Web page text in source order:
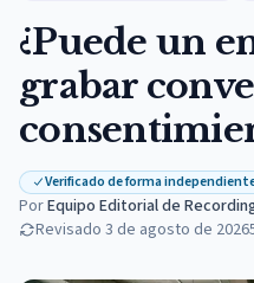
¿Puede un
grabar
Verificado de forma
PorEquipo Editorial de
Revisado 3 de agosto de 2026